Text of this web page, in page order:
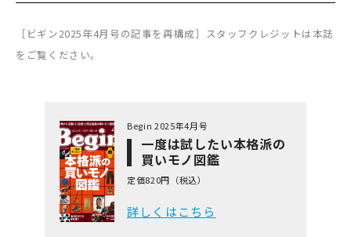
［ビギン2025年4月号の記事を再構成］スタッフクレジットは本誌
をご覧ください。
Begin 2025年4月号
一度は試したい本格派の
買いモノ図鑑
定価820円（税込）
詳しくはこちら